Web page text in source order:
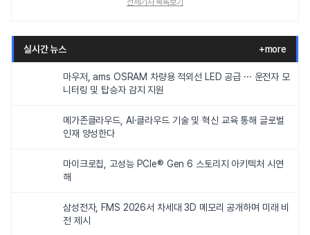
실시간 뉴스 +more
마우저, ams OSRAM 차량용 적외선 LED 공급 ··· 운전자 모
니터링 및 탑승자 감지 지원
메가존클라우드, AI·클라우드 기술 및 혁신 교육 통해 글로벌
인재 양성한다
마이크로칩, 고성능 PCIe® Gen 6 스토리지 아키텍처 시연
해
삼성전자, FMS 2026서 차세대 3D 메모리 공개하며 미래 비
전 제시